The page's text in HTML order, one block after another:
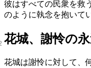
彼はすべての民衆を救
のように執念を抱いて
花城、謝怜の
花城は謝怜に対して、